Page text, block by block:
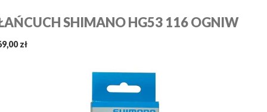
SHIMANO HG53 116 OGNIW
zł